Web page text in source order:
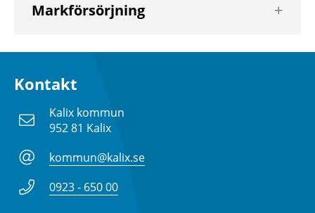
Markförsörjning
nästa
Kontakt
Kalix kommun
952 81 Kalix
kommun@kalix.se
0923 - 650 00